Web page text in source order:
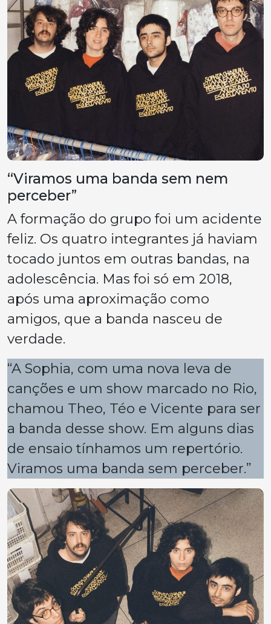
“Viramos uma banda sem nem
perceber”
A formação do grupo foi um acidente
feliz. Os quatro integrantes já haviam
tocado juntos em outras bandas, na
adolescência. Mas foi só em 2018,
após uma aproximação como
amigos, que a banda nasceu de
verdade.
“A Sophia, com uma nova leva de
canções e um show marcado no Rio,
chamou Theo, Téo e Vicente para ser
a banda desse show. Em alguns dias
de ensaio tínhamos um repertório.
Viramos uma banda sem perceber.”